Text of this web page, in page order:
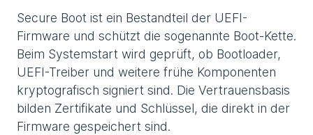
Secure Boot ist ein Bestandteil der UEFI-
Firmware und schützt die sogenannte Boot-Kette.
Beim Systemstart wird geprüft, ob Bootloader,
UEFI-Treiber und weitere frühe Komponenten
kryptografisch signiert sind. Die Vertrauensbasis
bilden Zertifikate und Schlüssel, die direkt in der
Firmware gespeichert sind.